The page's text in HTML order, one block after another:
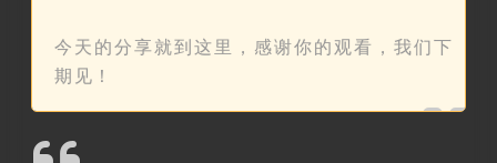
今天的分享就到这里，感谢你的观看，我们下
期见！